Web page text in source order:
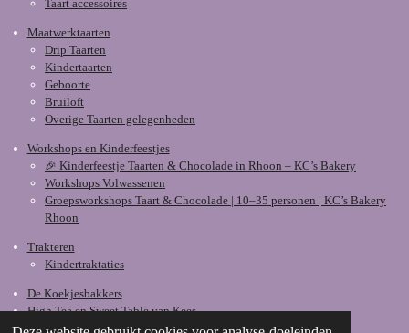
Taart accessoires
Maatwerktaarten
Drip Taarten
Kindertaarten
Geboorte
Bruiloft
Overige Taarten gelegenheden
Workshops en Kinderfeestjes
🎉 Kinderfeestje Taarten & Chocolade in Rhoon – KC’s Bakery
Workshops Volwassenen
Groepsworkshops Taart & Chocolade | 10–35 personen | KC’s Bakery
Rhoon
Trakteren
Kindertraktaties
De Koekjesbakkers
High Tea en Sweet Table van Kees